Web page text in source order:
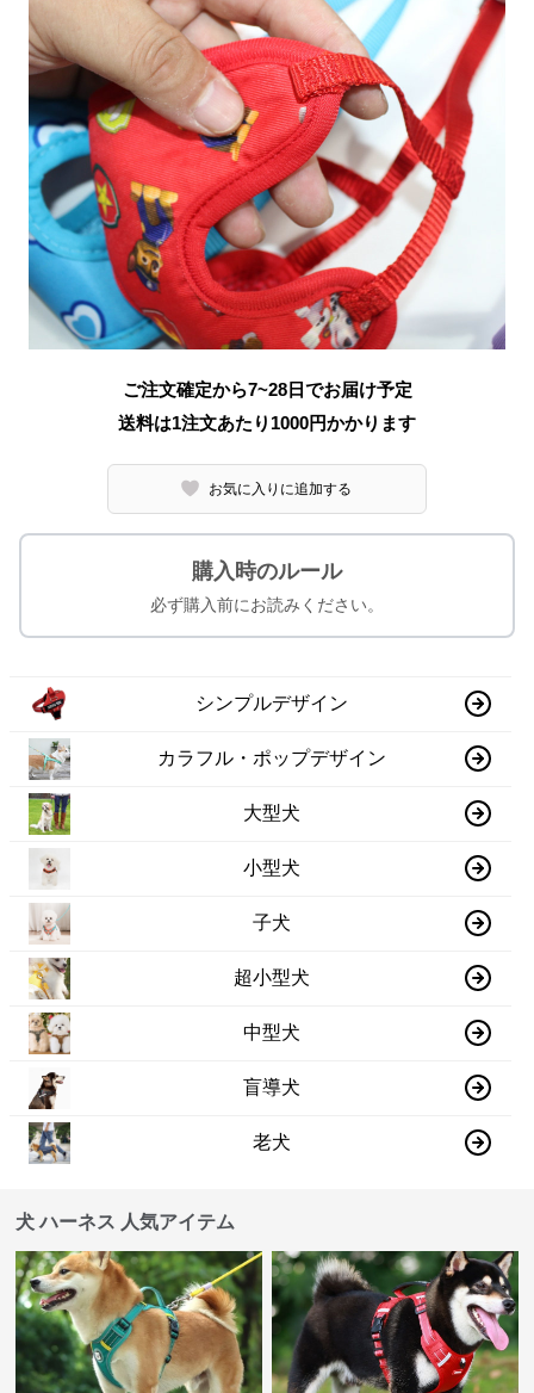
ご注文確定から7~28日でお届け予定
送料は1注文あたり 1000円かかります
お気に入りに追加する
購入時のルール
必ず購入前にお読みください。
シンプルデザイン
カラフル・ポップデザイン
大型犬
小型犬
子犬
超小型犬
中型犬
盲導犬
老犬
犬 ハーネス 人気アイテム